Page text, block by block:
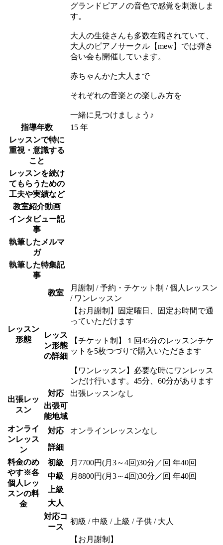
グランドピアノの音色で感覚を刺激しま
す。
大人の生徒さんも多数在籍されていて、
大人のピアノサークル【mew】では弾き
合い会も開催しています。
赤ちゃんかた大人まで
それぞれの音楽との楽しみ方を
一緒に見つけましょう♪
指導年数
15 年
レッスンで特に
重視・意識する
こと
レッスンを続け
てもらうための
工夫や実績など
教室紹介動画
インタビュー記
事
執筆したメルマ
ガ
執筆した特集記
事
レッスン
形態
教室
月謝制 / 予約・チケット制 / 個人レッスン
/ ワンレッスン
レッス
ン形態
の詳細
【お月謝制】固定曜日、固定お時間で通
っていただけます
【チケット制】１回45分のレッスンチケ
ットを5枚つづりで購入いただきます
【ワンレッスン】必要な時にワンレッス
ンだけ行います。45分、60分があります
出張レッ
スン
対応
出張レッスンなし
出張可
能地域
オンライ
ンレッス
ン
対応
オンラインレッスンなし
詳細
料金のめ
やす※各
個人レッ
スンの料
金
初級
月7700円(月3～4回)30分／回 年40回
中級
月8800円(月3～4回)30分／回 年40回
上級
大人
対応コ
ース
初級 / 中級 / 上級 / 子供 / 大人
【お月謝制】